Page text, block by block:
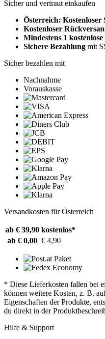
Sicher und vertraut einkaufen
Österreich: Kostenloser
Kostenloser
Mindestens 1
Sichere Bezahlung mit
Sicher bezahlen mit
Nachnahme
Vorauskasse
Versandkosten für Österreich
ab € 39,90 kostenlos*
ab € 0,00 € 4,90
* Diese Lieferkosten fallen bei
können weitere Kosten, z. B.
Eigenschaften der Produkte,
du direkt in der
Hilfe & Support